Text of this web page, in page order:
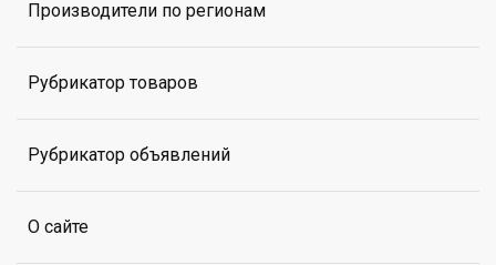
Производители по регионам
Рубрикатор товаров
Рубрикатор объявлений
О сайте